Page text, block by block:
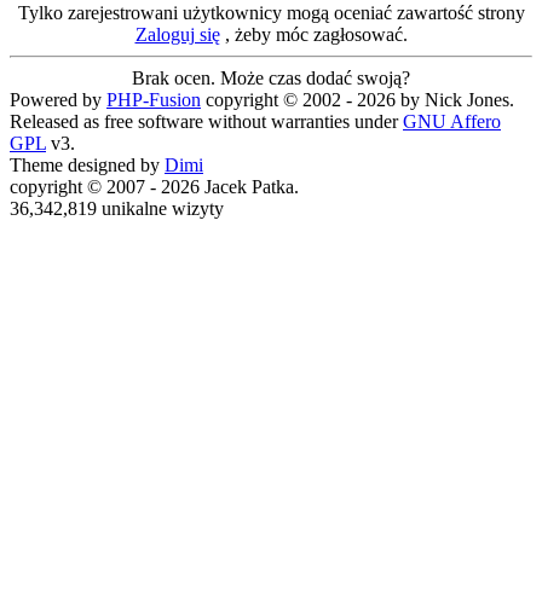
Tylko zarejestrowani użytkownicy mogą oceniać zawartość strony
Zaloguj się, żeby móc zagłosować.
Brak ocen. Może czas dodać swoją?
Powered by PHP-Fusion copyright © 2002 - 2026 by Nick Jones.
Released as free software without warranties underGNU Affero
GPL v3.
Theme designed by Dimi
copyright © 2007 - 2026 Jacek Patka.
36,342,819 unikalne wizyty